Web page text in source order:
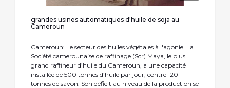
grandes usines automatiques d'huile de soja au
Cameroun
Cameroun: Le secteur des huiles végétales à l'agonie. La
Société camerounaise de raffinage (Scr) Maya, le plus
grand raffineur d’huile du Cameroun, a une capacité
installée de 500 tonnes d’huile par jour, contre 120
tonnes de savon. Son déficit au niveau de la production se